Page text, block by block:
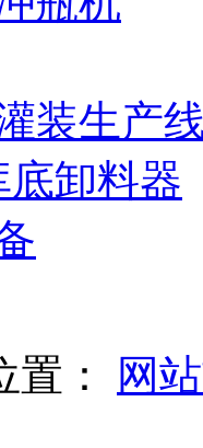
装生产
卸料器
置：
网